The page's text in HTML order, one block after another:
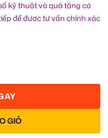
kỹ thuật và quà tặng có
để được tư vấn chính xác
GIỎ